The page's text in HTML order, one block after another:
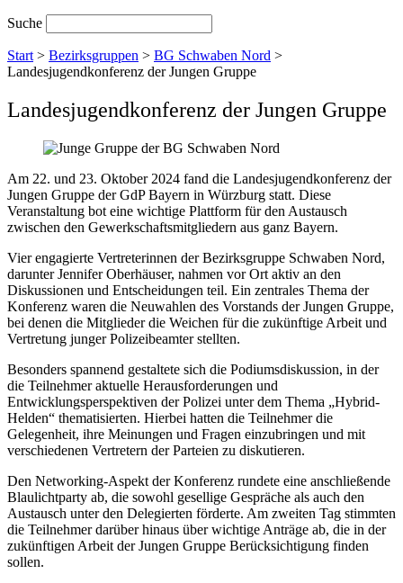
Suche
Start > Bezirksgruppen > BG Schwaben Nord >
Landesjugendkonferenz der Jungen Gruppe
Landesjugendkonferenz der Jungen Gruppe
Am 22. und 23. Oktober 2024 fand die Landesjugendkonferenz der
Jungen Gruppe der GdP Bayern in Würzburg statt. Diese
Veranstaltung bot eine wichtige Plattform für den Austausch
zwischen den Gewerkschaftsmitgliedern aus ganz Bayern.
Vier engagierte Vertreterinnen der Bezirksgruppe Schwaben Nord,
darunter Jennifer Oberhäuser, nahmen vor Ort aktiv an den
Diskussionen und Entscheidungen teil. Ein zentrales Thema der
Konferenz waren die Neuwahlen des Vorstands der Jungen Gruppe,
bei denen die Mitglieder die Weichen für die zukünftige Arbeit und
Vertretung junger Polizeibeamter stellten.
Besonders spannend gestaltete sich die Podiumsdiskussion, in der
die Teilnehmer aktuelle Herausforderungen und
Entwicklungsperspektiven der Polizei unter dem Thema „Hybrid-
Helden“ thematisierten. Hierbei hatten die Teilnehmer die
Gelegenheit, ihre Meinungen und Fragen einzubringen und mit
verschiedenen Vertretern der Parteien zu diskutieren.
Den Networking-Aspekt der Konferenz rundete eine anschließende
Blaulichtparty ab, die sowohl gesellige Gespräche als auch den
Austausch unter den Delegierten förderte. Am zweiten Tag stimmten
die Teilnehmer darüber hinaus über wichtige Anträge ab, die in der
zukünftigen Arbeit der Jungen Gruppe Berücksichtigung finden
sollen.